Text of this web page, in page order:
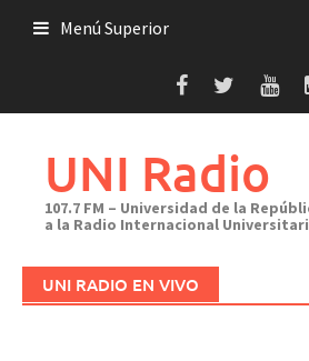
Menú Superior
UNI Radio
107.7 FM – Universidad de la
a la Radio Internacional
UNI RADIO EN VIVO